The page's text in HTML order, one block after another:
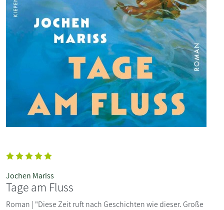
Jochen Mariss
Tage am Fluss
Roman | "Diese Zeit ruft nach Geschichten wie dieser. Große